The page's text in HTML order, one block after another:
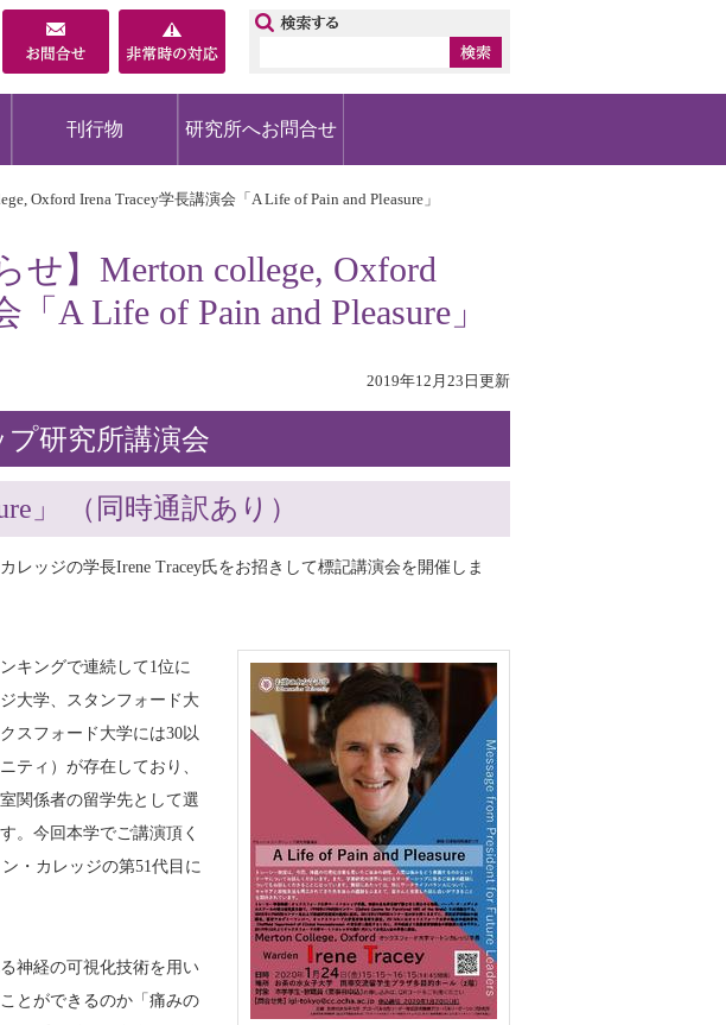
交通・キャンパスマップ
サイトマップ
刊行物 研究所へお問合せ
Oxford Irena Tracey学長講演会「A Life of Pain and Pleasure」
せ】Merton college, Oxford
A Life of Pain and Pleasure」
2019年12月23日更新
研究所講演会
」 （同時通訳あり）
レッジの学長Irene Tracey氏をお招きして標記講演会を開催しま
キングで連続して1位に
大学、スタンフォード大
スフォード大学には30以
ティ）が存在しており、
関係者の留学先として選
。今回本学でご講演頂く
・カレッジの第51代目に
神経の可視化技術を用い
とができるのか「痛みの